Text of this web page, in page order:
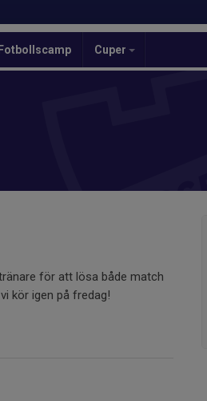
Fotbollscamp Cuper
för att lösa både match
kör igen på fredag!